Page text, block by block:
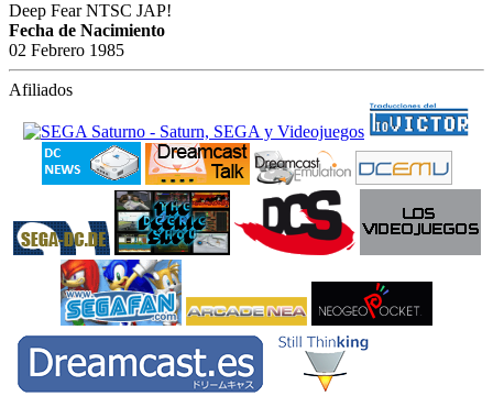
Deep Fear NTSC JAP!
Fecha de Nacimiento
02 Febrero 1985
Afiliados